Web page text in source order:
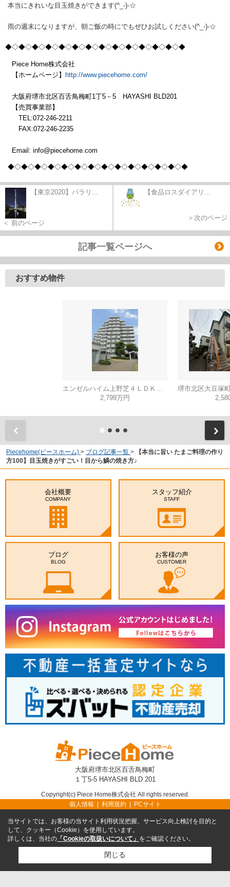
本当にきれいな目玉焼きができます(^_-)-☆
雨の週末になりますが、朝ご飯の時にでもぜひお試しください(^_-)-☆
◆◇◆◇◆◇◆◇◆◇◆◇◆◇◆◇◆◇◆◇◆◇◆◇◆◇◆
Piece Home株式会社
【ホームページ】 http://www.piecehome.com/
大阪府堺市北区百舌鳥梅町1丁5－5 HAYASHI BLD201
【売買事業部】
TEL:072-246-2211
FAX:072-246-2235
Email: info@piecehome.com
◆◇◆◇◆◇◆◇◆◇◆◇◆◇◆◇◆◇◆◇◆◇◆◇◆◇◆
【東京2020】パラリ...
＜ 前のページ
【食品ロスダイアリ...
＞次のページ
記事一覧ページへ
おすすめ物件
エンゼルハイム上野芝４ＬＤＫ（西百舌鳥小学校）
2,799万円
Piecehome(ピースホーム) > ブログ記事一覧 >
【本当に旨い たまご料理の作り
方100】目玉焼きがすごい！目から鱗の焼き方♪
会社概要
COMPANY
スタッフ紹介
STAFF
ブログ
BLOG
お客様の声
CUSTOMER
大阪府堺市北区百舌鳥梅町
１丁5-5 HAYASHI BLD 201
Copyright(c) Piece Home株式会社 All rights reserved.
個人情報
利用規約 PCサイト
当サイトでは、お客様の当サイト利用状況把握、サービス向上検討を目的と
して、クッキー（Cookie）を使用しています。
詳しくは、当社の 「Cookieの取扱いについて」 をご確認ください。
閉じる